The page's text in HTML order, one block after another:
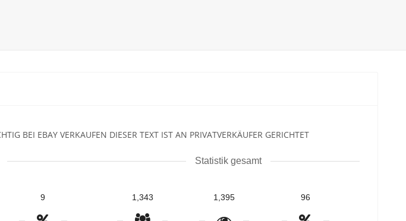
BEI EBAY VERKAUFEN DIESER TEXT IST AN PRIVATVERKÄUFER GERICHTET
9
Statistik gesamt
1,343 1,395 96